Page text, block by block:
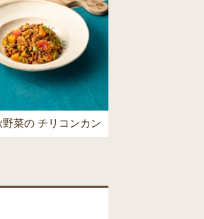
菜の チリコンカン